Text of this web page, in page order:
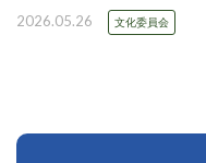
2026.05.26 文化委員会